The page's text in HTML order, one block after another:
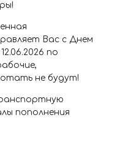
Вас с Днем
по
не будут!
пополнения